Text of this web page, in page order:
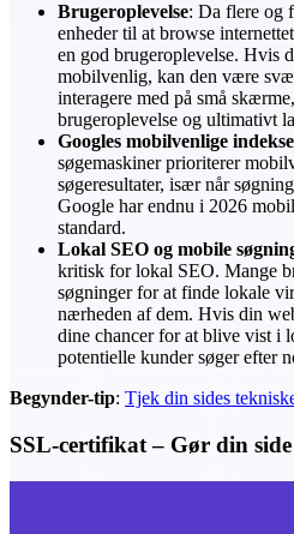
Brugeroplevelse: Da flere og
enheder til at browse
en god brugeroplevelse. Hvis
mobilvenlig, kan den være
interagere med på små
brugeroplevelse og ultimativt
Googles mobilvenlige
søgemaskiner prioriterer
søgeresultater, især når
Google har endnu i 2026
standard.
Lokal SEO og mobile
kritisk for lokal SEO. Mange
søgninger for at finde lokale
nærheden af dem. Hvis din
dine chancer for at blive vist i
potentielle kunder søger efter
Begynder-tip: Tjek din sides
SSL-certifikat – Gør din